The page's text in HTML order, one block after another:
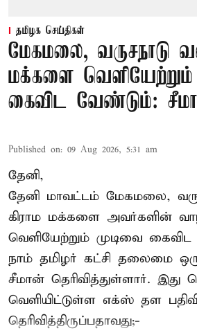
தமிழக செய்திகள்
மேகமலை, வருசநாடு
மக்களை வெளியேற்றும்
கைவிட வேண்டும்:
Published on: 09 Aug 2026, 5:31 am
தேனி,
தேனி மாவட்டம் மேகமலை,
கிராம மக்களை அவர்களின்
வெளியேற்றும் முடிவை
நாம் தமிழர் கட்சி தலைமை
சீமான் தெரிவித்துள்ளார்.
வெளியிட்டுள்ள எக்ஸ் தள
தெரிவித்திருப்பதாவது;-